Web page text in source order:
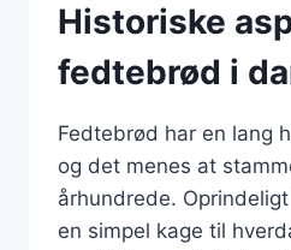
Historiske
fedtebrød i
Fedtebrød har en lang
og det menes at
århundrede.
en simpel kage til